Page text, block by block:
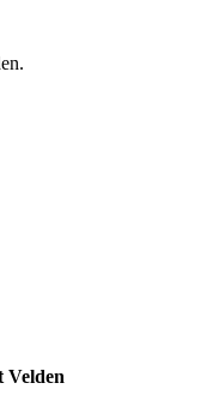
Velden